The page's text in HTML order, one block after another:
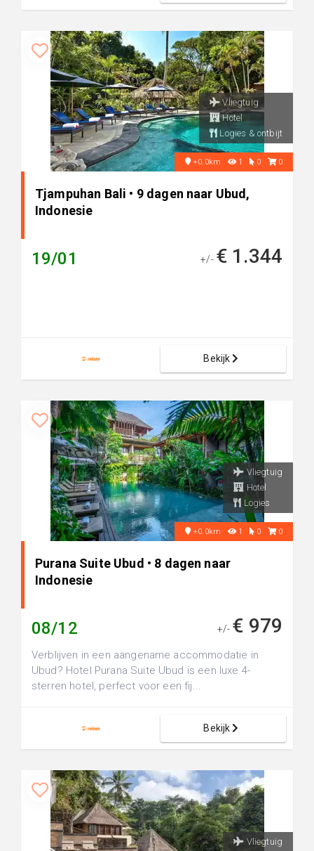
Vliegtuig
Hotel
Logies & ontbijt
+0.0km 1 0 0
Tjampuhan Bali • 9 dagen naar Ubud,
Indonesie
19/01 +/- € 1.344
Bekijk
Vliegtuig
Hotel
Logies
+0.0km 1 0 0
Purana Suite Ubud • 8 dagen naar
Indonesie
08/12 +/- € 979
Verblijven in een aangename accommodatie in
Ubud? Hotel Purana Suite Ubud is een luxe 4-
sterren hotel, perfect voor een fij...
Bekijk
Vliegtuig